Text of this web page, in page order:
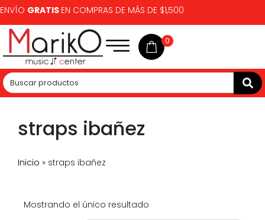
ENVÍO GRATIS EN COMPRAS DE MÁS DE $1,500
0
straps ibañez
Inicio » straps ibañez
Mostrando el único resultado